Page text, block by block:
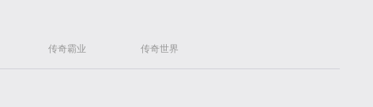
传奇霸业 传奇世界